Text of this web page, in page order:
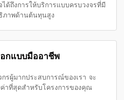
ด้ถึงการให้บริการแบบครบวงจรที่มี
ภาพด้านต้นทุนสูง
กแบบมืออาชีพ
รผู้มากประสบการณ์ของเรา จะ
าที่สุดสำหรับโครงการของคุณ